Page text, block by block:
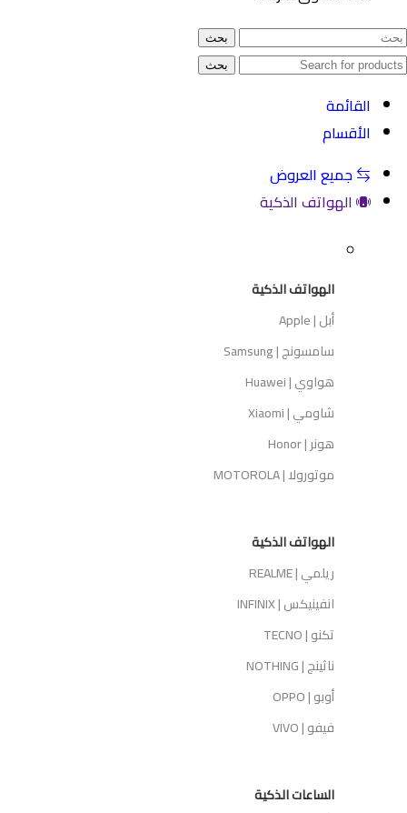
القائمة
الأقسام
جميع العروض
الهواتف الذكية
الهواتف الذكية
سامسونج | Samsung
هواوي | Huawei
شاومي | Xiaomi
موتورولا | MOTOROLA
الهواتف الذكية
ريلمي | REALME
انفينيكس | INFINIX
ناثينج | NOTHING
فيفو | VIVO
الساعات الذكية